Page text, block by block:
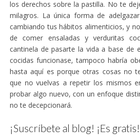
los derechos sobre la pastilla. No te
milagros. La única forma de
cambiando tus hábitos alimenticios, y
de comer ensaladas y verduritas
cantinela de pasarte la vida a base de
cocidas funcionase, tampoco habría
hasta aquí es porque otras cosas no
que no vuelvas a repetir los mismos
probar algo nuevo, con un enfoque
no te decepcionará.
¡Suscríbete al blog! ¡Es gratis!